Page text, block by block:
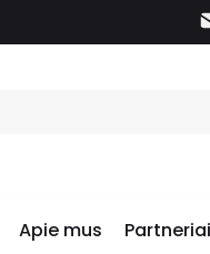
Apie mus Partneriai